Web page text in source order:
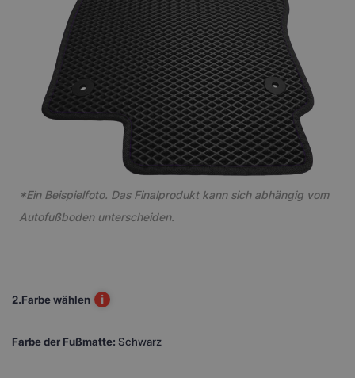
*Ein Beispielfoto. Das Finalprodukt kann sich abhängig vom
Autofußboden unterscheiden.
2.Farbe wählen i
Farbe der Fußmatte: Schwarz